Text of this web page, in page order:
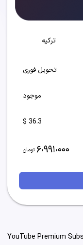
YouTube Premium
ترکیه
تحویل فوری
موجود
36.3 $
6،991،000 تومان